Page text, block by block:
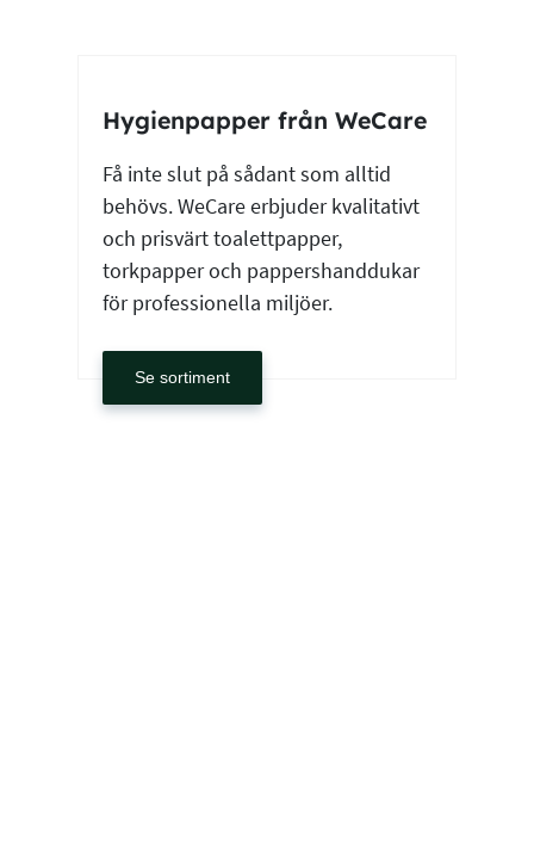
Hygienpapper från WeCare
Få inte slut på sådant som alltid
behövs. WeCare erbjuder kvalitativt
och prisvärt toalettpapper,
torkpapper och pappershanddukar
för professionella miljöer.
Se sortiment